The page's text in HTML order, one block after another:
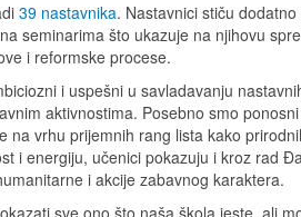
39 nastavnika. Nastavnici stiču
seminarima što ukazuje na njihovu
i reformske procese.
i uspešni u savladavanju
aktivnostima. Posebno smo
na vrhu prijemnih rang lista kako
i energiju, učenici pokazuju i kroz rad
i akcije zabavnog karaktera.